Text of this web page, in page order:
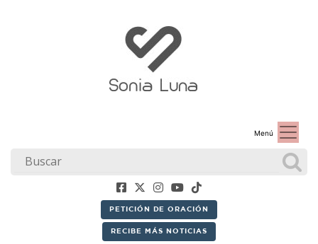
Menú
PETICIÓN DE ORACIÓN
RECIBE MÁS NOTICIAS